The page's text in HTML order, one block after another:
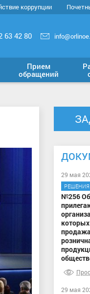
коррупции
63 42 80
Прием
обращений
29 мая
РЕШЕНИЯ
№256 Об
которых
29 мая